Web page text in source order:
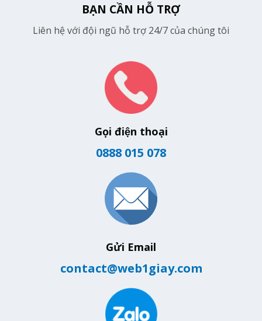
BẠN CẦN HỖ TRỢ
Liên hệ với đội ngũ hỗ trợ 24/7 của chúng tôi
Gọi điện thoại
0888 015 078
Gửi Email
contact@web1giay.com